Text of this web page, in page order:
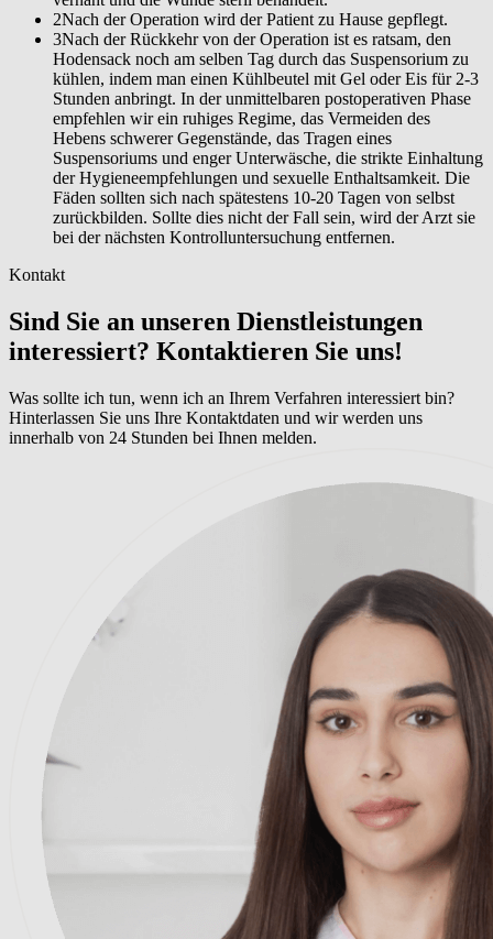
2Nach der Operation wird der Patient zu Hause gepflegt.
3Nach der Rückkehr von der Operation ist es ratsam, den
Hodensack noch am selben Tag durch das Suspensorium zu
kühlen, indem man einen Kühlbeutel mit Gel oder Eis für 2-3
Stunden anbringt. In der unmittelbaren postoperativen Phase
empfehlen wir ein ruhiges Regime, das Vermeiden des
Hebens schwerer Gegenstände, das Tragen eines
Suspensoriums und enger Unterwäsche, die strikte Einhaltung
der Hygieneempfehlungen und sexuelle Enthaltsamkeit. Die
Fäden sollten sich nach spätestens 10-20 Tagen von selbst
zurückbilden. Sollte dies nicht der Fall sein, wird der Arzt sie
bei der nächsten Kontrolluntersuchung entfernen.
Kontakt
Sind Sie an unseren Dienstleistungen
interessiert? Kontaktieren Sie uns!
Was sollte ich tun, wenn ich an Ihrem Verfahren interessiert bin?
Hinterlassen Sie uns Ihre Kontaktdaten und wir werden uns
innerhalb von 24 Stunden bei Ihnen melden.